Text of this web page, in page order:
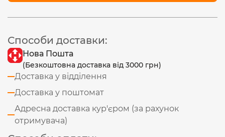
Способи доставки:
Нова Пошта
(Безкоштовна доставка від 3000 грн)
Доставка у відділення
Доставка у поштомат
Адресна доставка кур'єром (за рахунок
отримувача)